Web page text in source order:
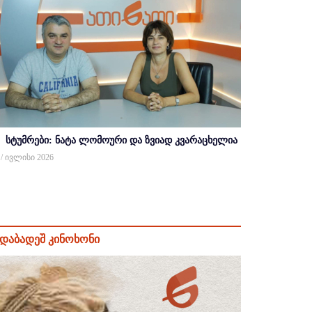
სტუმრები: ნატა ლომოური და ზვიად კვარაცხელია
/ ივლისი 2026
კინოხონი